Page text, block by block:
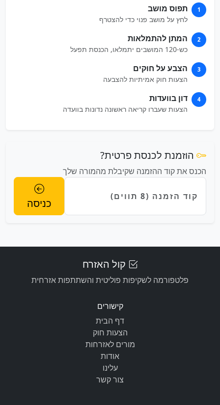
1 תפוס מושב
לחץ על מושב פנוי כדי להצטרף
2 המתן להתמלאות
כש-120 המושבים יתמלאו, הכנסת תפעל
3 הצבע על חוקים
הצעות חוק אמיתיות להצבעה
4 דון בוועדות
הצעות שעברו קריאה ראשונה נדונות בוועדה
הוזמנת לכנסת פרטית?
הכנס את קוד ההזמנה שקיבלת מהמורה שלך
כניסה
קול האזרח
פלטפורמה לשקיפות פוליטית והשתתפות אזרחית
קישורים
דף הבית
הצעות חוק
מורים לאזרחות
אודות
עלינו
צור קשר